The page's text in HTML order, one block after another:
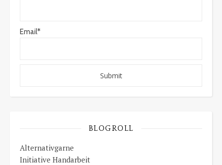
Email*
BLOGROLL
Alternativgarne
Initiative Handarbeit